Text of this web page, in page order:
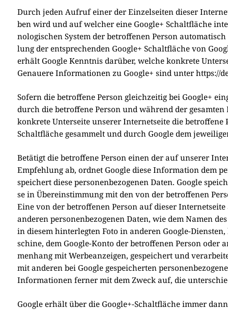
Durch jeden Auf­ruf einer der Ein­zel­sei­ten die­ser
ben wird und auf wel­cher eine Goog­le+ Schalt­flä­che
no­lo­gi­schen System der betrof­fe­nen Per­son
lung der ent­spre­chen­den Goog­le+ Schalt­flä­che von
erhält Goog­le Kennt­nis dar­über, wel­che kon­kre­te
Genaue­re Infor­ma­tio­nen zu Goog­le+ sind unter https://
Sofern die betrof­fe­ne Per­son gleich­zei­tig bei Goog­le+
durch die betrof­fe­ne Per­son und wäh­rend der
kon­kre­te Unter­sei­te unse­rer Inter­net­sei­te die
Schalt­flä­che gesam­melt und durch Goog­le dem
Betä­tigt die betrof­fe­ne Per­son einen der auf unse­rer
Emp­feh­lung ab, ord­net Goog­le die­se Infor­ma­ti­on dem
spei­chert die­se per­so­nen­be­zo­ge­nen Daten. Goog­le
se in Über­ein­stim­mung mit den von der betrof­fe­nen
Eine von der betrof­fe­nen Per­son auf die­ser
ande­ren per­so­nen­be­zo­ge­nen Daten, wie dem Namen
in die­sem hin­ter­leg­ten Foto in ande­ren Goog­le-
schi­ne, dem Goog­le-Kon­to der betrof­fe­nen Per­son
men­hang mit Wer­be­an­zei­gen, gespei­chert und
mit ande­ren bei Goog­le gespei­cher­ten
Infor­ma­tio­nen fer­ner mit dem Zweck auf, die
Goog­le erhält über die Google+-Schaltfläche immer